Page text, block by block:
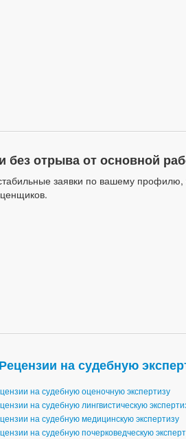
без отрыва от основной
заявки по вашему
на судебную
на судебную оценочную экспертизу
на судебную лингвистическую
на судебную медицинскую экспертизу
на судебную почерковедческую